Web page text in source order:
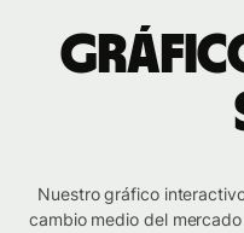
Nuestro gráfico
cambio medio del